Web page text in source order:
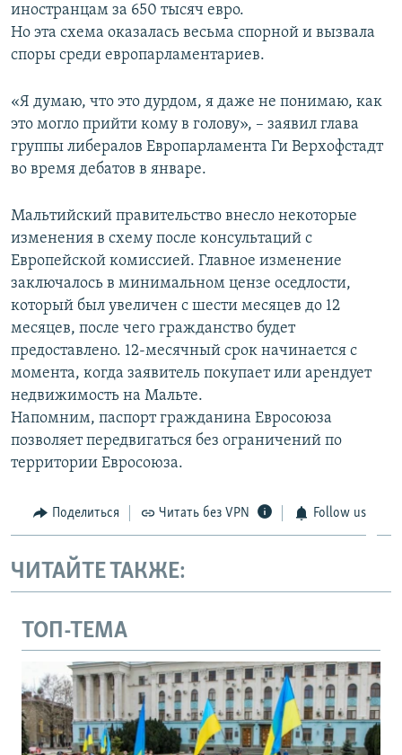
иностранцам за 650 тысяч евро.
Но эта схема оказалась весьма спорной и вызвала
споры среди европарламентариев.
«Я думаю, что это дурдом, я даже не понимаю, как
это могло прийти кому в голову», – заявил глава
группы либералов Европарламента Ги Верхофстадт
во время дебатов в январе.
Мальтийский правительство внесло некоторые
изменения в схему после консультаций с
Европейской комиссией. Главное изменение
заключалось в минимальном цензе оседлости,
который был увеличен с шести месяцев до 12
месяцев, после чего гражданство будет
предоставлено. 12-месячный срок начинается с
момента, когда заявитель покупает или арендует
недвижимость на Мальте.
Напомним, паспорт гражданина Евросоюза
позволяет передвигаться без ограничений по
территории Евросоюза.
Поделиться Читать без VPN Follow us
ЧИТАЙТЕ ТАКЖЕ:
ТОП-ТЕМА